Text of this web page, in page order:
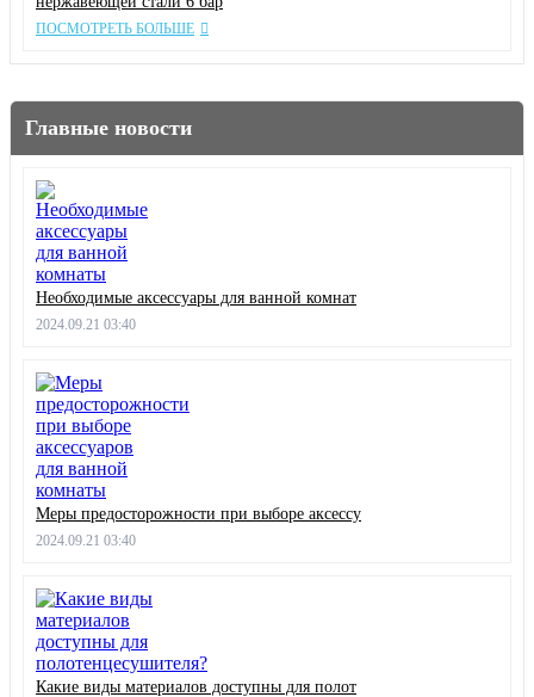
ПОСМОТРЕТЬ БОЛЬШЕ
Главные новости
Необходимые аксессуары для ванной комнат
2024.09.21 03:40
Меры предосторожности при выборе аксессу
2024.09.21 03:40
Какие виды материалов доступны для полот